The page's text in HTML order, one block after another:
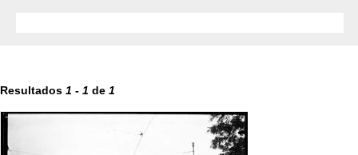
Resultados 1 - 1 de 1